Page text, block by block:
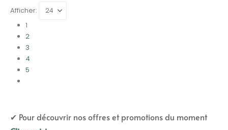
Afficher:
1
2
3
4
5
✔ Pour découvrir nos offres et promotions du moment